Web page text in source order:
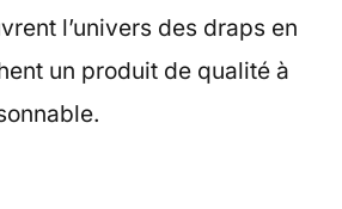
l’univers des draps en
un produit de qualité à